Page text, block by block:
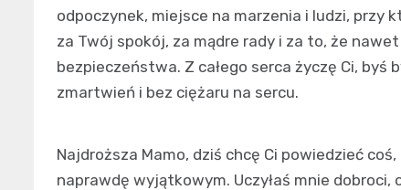
odpoczynek, miejsce na marzenia i ludzi, przy
za Twój spokój, za mądre rady i za to, że
bezpieczeństwa. Z całego serca życzę Ci,
zmartwień i bez ciężaru na sercu.
Najdroższa Mamo, dziś chcę Ci powiedzieć
naprawdę wyjątkowym. Uczyłaś mnie